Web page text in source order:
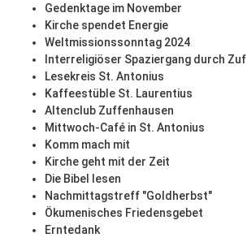
Gedenktage im November
Kirche spendet Energie
Weltmissionssonntag 2024
Interreligiöser Spaziergang durch
Lesekreis St. Antonius
Kaffeestüble St. Laurentius
Altenclub Zuffenhausen
Mittwoch-Café in St. Antonius
Komm mach mit
Kirche geht mit der Zeit
Die Bibel lesen
Nachmittagstreff "Goldherbst"
Ökumenisches Friedensgebet
Erntedank